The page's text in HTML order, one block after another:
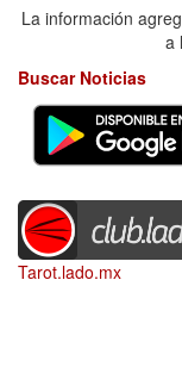
La información
a
Buscar Noticias
Tarot.lado.mx